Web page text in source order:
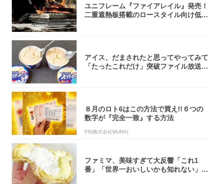
ユニフレーム『ファイアレイル』発売！
二重遮熱板搭載のロースタイル向け低型
アイス、だまされたと思ってやってみて
「たったこれだけ」突破ファイル放送で
８月のロト6はこの方法で買え!!６つの
数字が『完全一致』する方法
PR(株式会社MURA)
ファミマ、美味すぎて大反響「これ1
番」「世界一おいしいかも知れない」